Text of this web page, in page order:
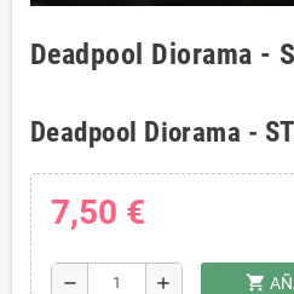
Deadpool Diorama -
Deadpool Diorama -
7,50 €
remove add shopping_cart